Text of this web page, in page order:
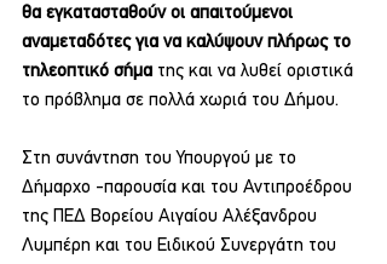
θα εγκατασταθούν οι απαιτούμενοι
αναμεταδότες για να καλύψουν πλήρως το
τηλεοπτικό σήμα της και να λυθεί οριστικά
το πρόβλημα σε πολλά χωριά του Δήμου.
Στη συνάντηση του Υπουργού με το
Δήμαρχο -παρουσία και του Αντιπροέδρου
της ΠΕΔ Βορείου Αιγαίου Αλέξανδρου
Λυμπέρη και του Ειδικού Συνεργάτη του